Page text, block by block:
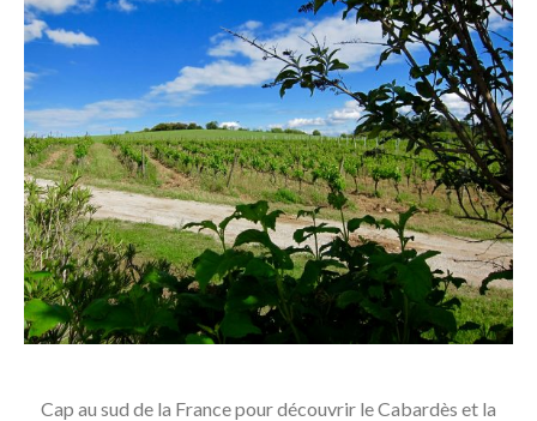
Cap au sud de la France pour découvrir le Cabardès et la